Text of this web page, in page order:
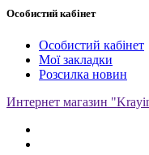
Особистий кабінет
Особистий кабінет
Мої закладки
Розсилка новин
Интернет магазин